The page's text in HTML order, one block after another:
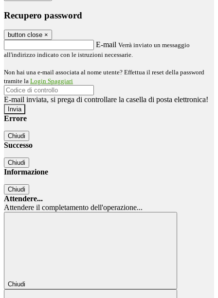
Recupero password
button close ×
E-mail Verrà inviato un messaggio
all'indirizzo indicato con le istruzioni necessarie.
Non hai una e-mail associata al nome utente? Effettua il reset della password
tramite la Login Spaggiari
E-mail inviata, si prega di controllare la casella di posta elettronica!
Errore
Chiudi
Successo
Chiudi
Informazione
Chiudi
Attendere...
Attendere il completamento dell'operazione...
Chiudi